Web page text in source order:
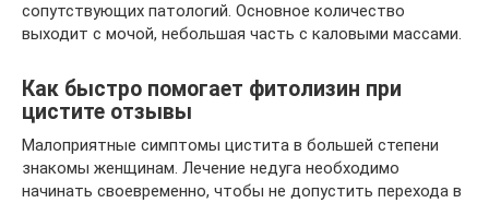
сопутствующих патологий. Основное количество
выходит с мочой, небольшая часть с каловыми массами.
Как быстро помогает фитолизин при
цистите отзывы
Малоприятные симптомы цистита в большей степени
знакомы женщинам. Лечение недуга необходимо
начинать своевременно, чтобы не допустить перехода в